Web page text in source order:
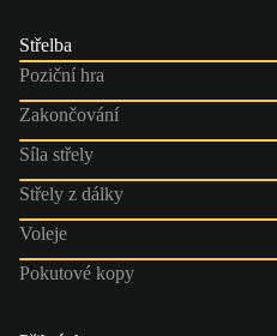
Střelba
Poziční hra
Zakončování
Síla střely
Střely z dálky
Voleje
Pokutové kopy